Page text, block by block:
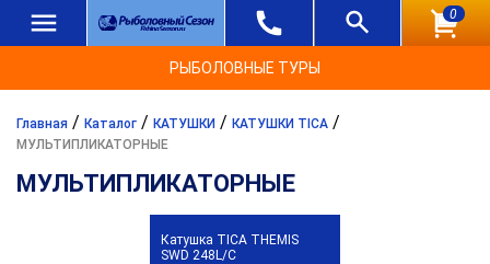
0
РЫБОЛОВНЫЕ ТУРЫ
Главная / Каталог / КАТУШКИ / КАТУШКИ TICA /
МУЛЬТИПЛИКАТОРНЫЕ
МУЛЬТИПЛИКАТОРНЫЕ
Катушка TICA THEMIS
SWD 248L/C